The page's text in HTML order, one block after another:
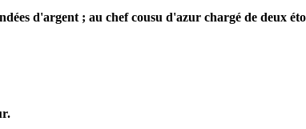
d'argent ; au chef cousu d'azur chargé de deux